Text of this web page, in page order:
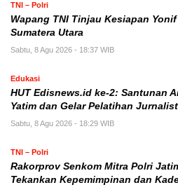
TNI – Polri
Wapang TNI Tinjau Kesiapan Yonif
Sumatera Utara
Sabtu, 8 Agu 2026 - 18:37 WIB
Edukasi
HUT Edisnews.id ke-2: Santunan
Yatim dan Gelar Pelatihan
Sabtu, 8 Agu 2026 - 18:29 WIB
TNI – Polri
Rakorprov Senkom Mitra Polri
Tekankan Kepemimpinan dan